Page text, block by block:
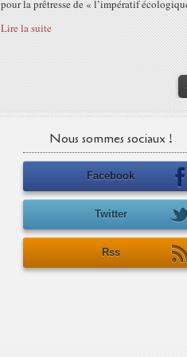
pour la prêtresse de « l’impératif
Lire la suite
Nous sommes sociaux !
Facebook
Twitter
Rss